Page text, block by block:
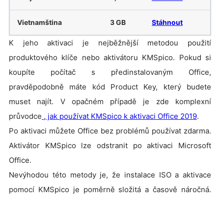
Vietnamština 3 GB Stáhnout
K jeho aktivaci je nejběžnější metodou použití
produktového klíče nebo aktivátoru KMSpico. Pokud si
koupíte počítač s předinstalovaným Office,
pravděpodobně máte kód Product Key, který budete
muset najít. V opačném případě je zde komplexní
průvodce , jak používat KMSpico k aktivaci Office 2019.
Po aktivaci můžete Office bez problémů používat zdarma.
Aktivátor KMSpico lze odstranit po aktivaci Microsoft
Office.
Nevýhodou této metody je, že instalace ISO a aktivace
pomocí KMSpico je poměrně složitá a časově náročná.